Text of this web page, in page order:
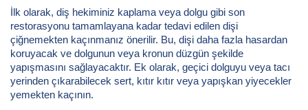
İlk olarak, diş hekiminiz kaplama veya dolgu gibi son
restorasyonu tamamlayana kadar tedavi edilen dişi
çiğnemekten kaçınmanız önerilir. Bu, dişi daha fazla hasardan
koruyacak ve dolgunun veya kronun düzgün şekilde
yapışmasını sağlayacaktır. Ek olarak, geçici dolguyu veya tacı
yerinden çıkarabilecek sert, kıtır kıtır veya yapışkan yiyecekler
yemekten kaçının.